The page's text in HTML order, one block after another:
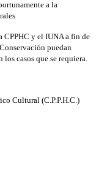
a la
CPPHC y el IUNA a fin de
puedan
casos que se requiera.
Cultural (C.P.P.H.C.)